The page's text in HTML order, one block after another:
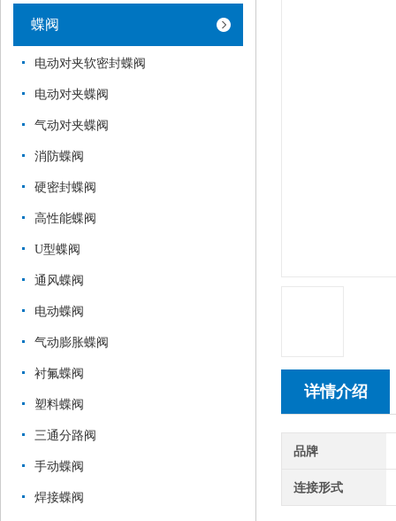
详情介绍
品牌
连接形式
蝶阀
电动对夹软密封蝶阀
电动对夹蝶阀
气动对夹蝶阀
消防蝶阀
硬密封蝶阀
高性能蝶阀
U型蝶阀
通风蝶阀
电动蝶阀
气动膨胀蝶阀
衬氟蝶阀
塑料蝶阀
三通分路阀
手动蝶阀
焊接蝶阀